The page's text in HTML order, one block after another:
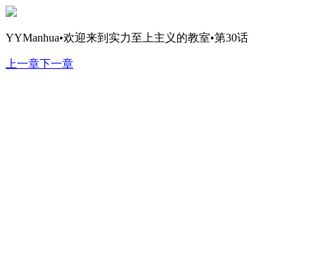
YYManhua•欢迎来到实力至上主义的教室•第30话
上一章下一章